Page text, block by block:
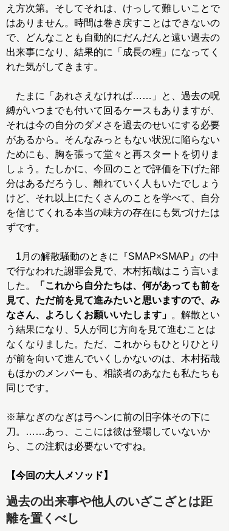
え方次第。そしてそれは、けっして難しいことで
はありません。時間は巻き戻すことはできないの
で、どんなことも自動的にだんだんと遠い過去の
出来事になり、結果的に「成長の糧」になってく
れた気がしてきます。
たまに「あれさえなければ……」と、過去の呪
縛がいつまでも付いて回るケースもありますが、
それは今の自分のダメさを過去のせいにする必要
があるから。そんなみっともない状況に陥らない
ためにも、胸を張って堂々と再スタートを切りま
しょう。たしかに、今回のことで評価を下げた部
分はあるだろうし、離れていく人もいたでしょう
けど、それ以上にたくさんのことを学べて、自分
を信じてくれる本当の味方の存在にも気づけたは
ずです。
1月の解散騒動のときに『SMAP×SMAP』の中
で行なわれた謝罪会見で、木村拓哉はこう言いま
した。
「これから自分たちは、何があっても前を
見て、ただ前を見て進みたいと思いますので、み
なさん、よろしくお願いいたします」 。解散とい
う結果になり、5人が同じ方向を見て進むことは
なくなりました。ただ、これからもひとりひとり
が前を向いて進んでいくしかないのは、木村拓哉
もほかのメンバーも、相談者のあなたも私たちも
同じです。
※草なぎのなぎは弓ヘンに前の旧字体その下に
刀。……あっ、ここには彼は登場していないか
ら、この注釈は必要ないですね。
【今回の大人メソッド】
過去の出来事や他人のいざこざとは距
離を置くべし